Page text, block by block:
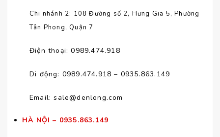
Chi nhánh 2: 108 Đường số 2, Hưng Gia 5, Phường
Tân Phong, Quận 7
Điện thoại: 0989.474.918
Di động: 0989.474.918 – 0935.863.149
Email:sale@denlong.com
HÀ NỘI – 0935.863.149